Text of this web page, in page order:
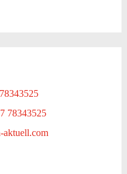
78343525
aktuell.com